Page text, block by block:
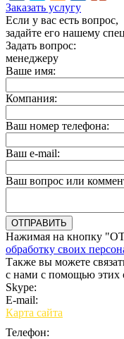
Заказать услугу
Если у вас есть вопрос,
задайте его нашему
Задать вопрос:
менеджеру
Ваше имя:
Компания:
Ваш номер телефона:
Ваш e-mail:
Ваш вопрос или
Нажимая на кнопку
обработку своих
Также вы можете
с нами с помощью этих
Skype:
E-mail:
Карта сайта
Телефон: